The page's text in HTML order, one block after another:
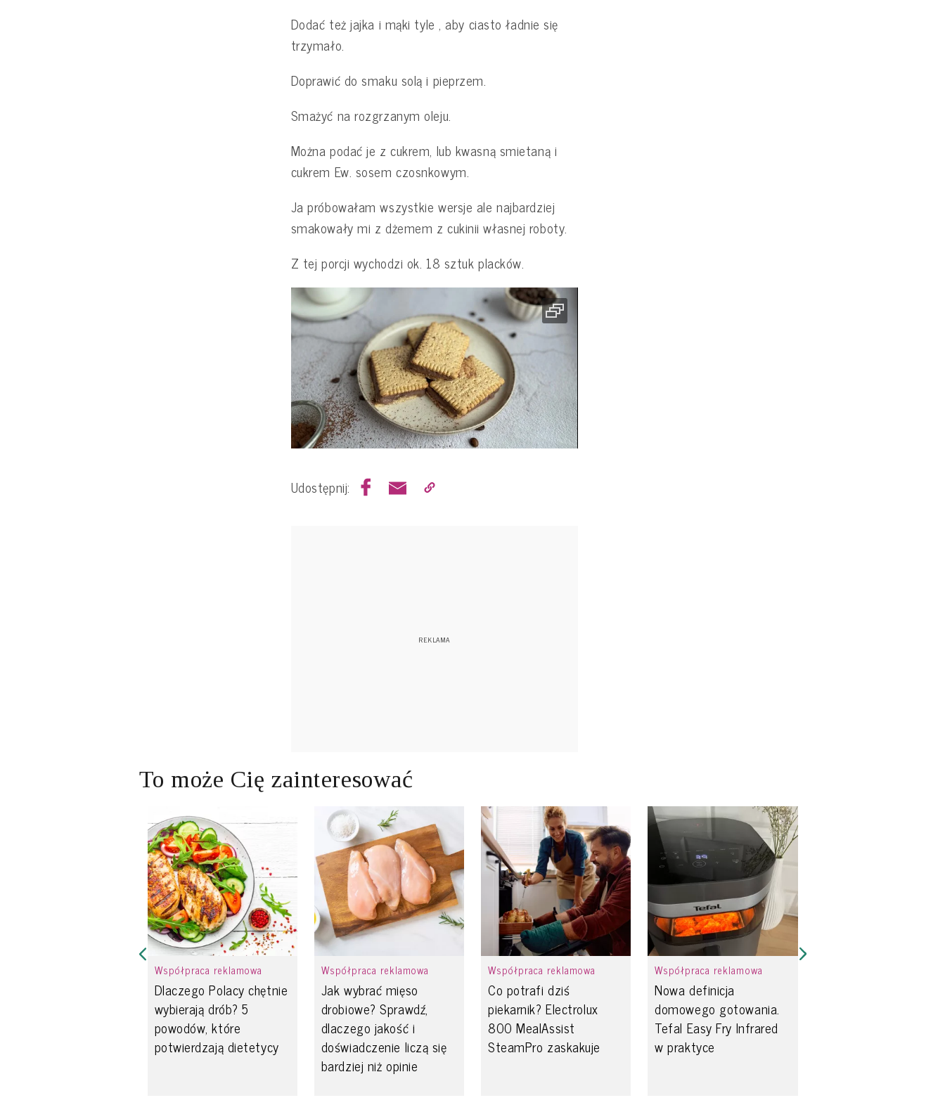
Dodać też jajka i mąki tyle , aby ciasto ładnie się
trzymało.
Doprawić do smaku solą i pieprzem.
Smażyć na rozgrzanym oleju.
Można podać je z cukrem, lub kwasną smietaną i
cukrem Ew. sosem czosnkowym.
Ja próbowałam wszystkie wersje ale najbardziej
smakowały mi z dżemem z cukinii własnej roboty.
Z tej porcji wychodzi ok. 18 sztuk placków.
Udostępnij:
To może Cię zainteresować
Współpraca reklamowa
Dlaczego Polacy chętnie
wybierają drób? 5
powodów, które
potwierdzają dietetycy
Współpraca reklamowa
Jak wybrać mięso
drobiowe? Sprawdź,
dlaczego jakość i
doświadczenie liczą się
bardziej niż opinie
Współpraca reklamowa
Co potrafi dziś
piekarnik? Electrolux
800 MealAssist
SteamPro zaskakuje
Współpraca reklamowa
Nowa definicja
domowego gotowania.
Tefal Easy Fry Infrared
w praktyce